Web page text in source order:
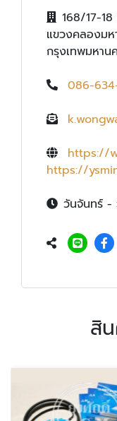
168/17-
แขวงคลองมห
กรุงเทพมหาน
086-
https://
https://
วันจันทร์ -
สิ